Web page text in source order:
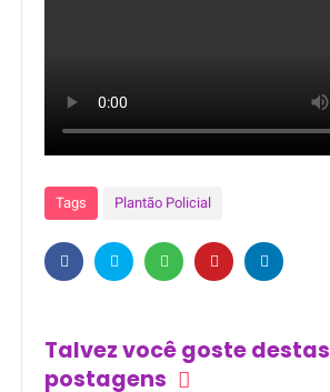
Tags Plantão Policial
Talvez você goste destas
postagens